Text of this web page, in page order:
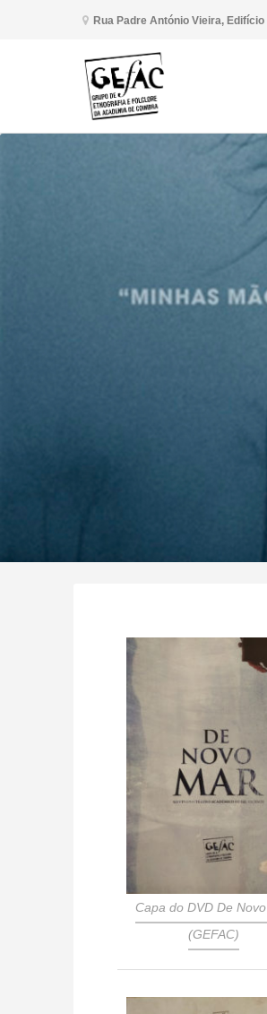
Rua Padre António Vieira,
Capa do DVD De
(GEFAC)